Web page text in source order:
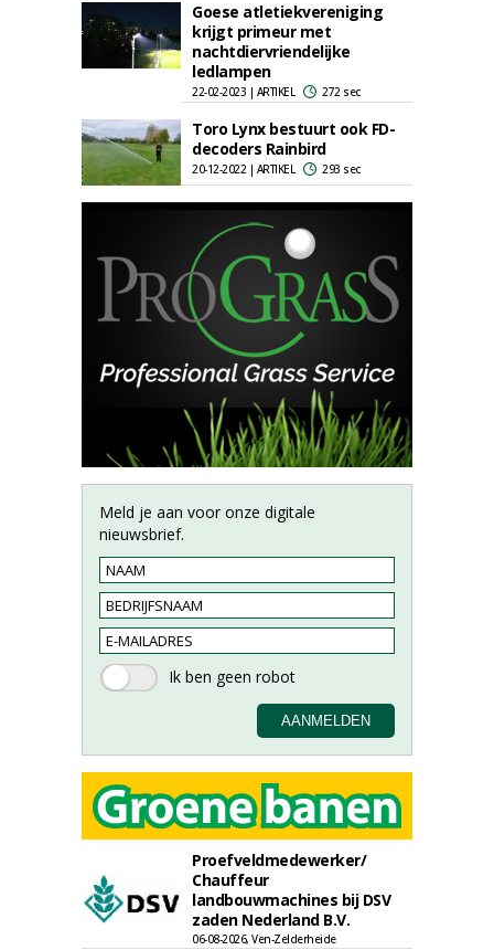
Goese atletiekvereniging
krijgt primeur met
nachtdiervriendelijke
ledlampen
22-02-2023 | ARTIKEL 272 sec
Toro Lynx bestuurt ook FD-
decoders Rainbird
20-12-2022 | ARTIKEL 293 sec
Meld je aan voor onze digitale
nieuwsbrief.
Proefveldmedewerker/
Chauffeur
landbouwmachines bij DSV
zaden Nederland B.V.
06-08-2026, Ven-Zelderheide